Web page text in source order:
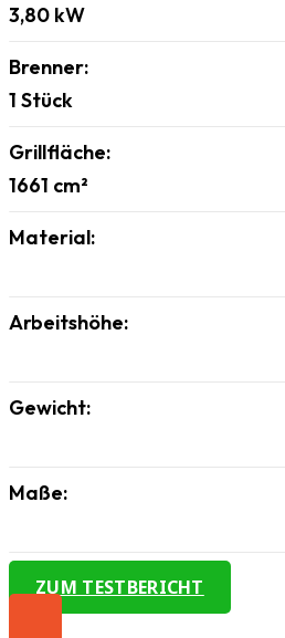
3,80 kW
Brenner:
1 Stück
Grillfläche:
1661 cm²
Material:
Arbeitshöhe:
Gewicht:
Maße:
ZUM TESTBERICHT